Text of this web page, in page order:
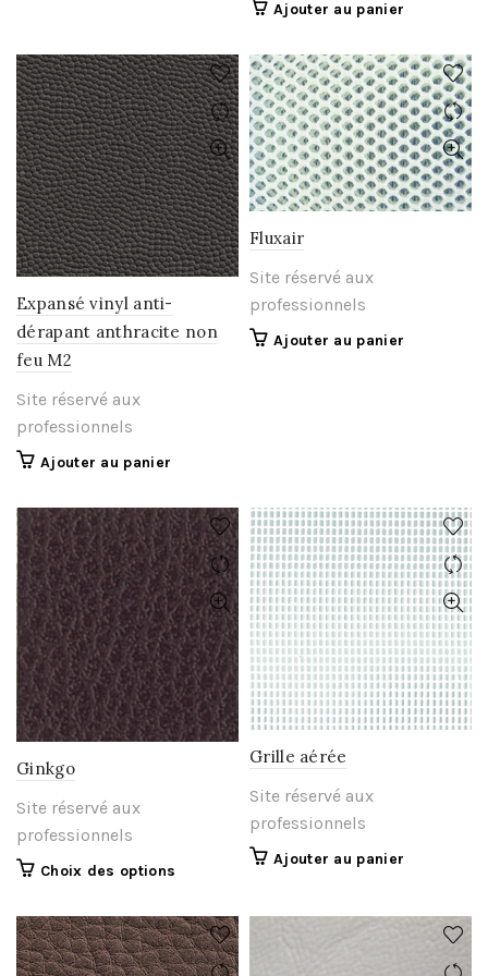
Ajouter au panier
Expansé vinyl anti-
dérapant anthracite non
feu M2
Site réservé aux
professionnels
Ajouter au panier
Fluxair
Site réservé aux
professionnels
Ajouter au panier
Ginkgo
Site réservé aux
professionnels
Choix des options
a
plusieurs
variations.
Grille aérée
Site réservé aux
professionnels
Ajouter au panier